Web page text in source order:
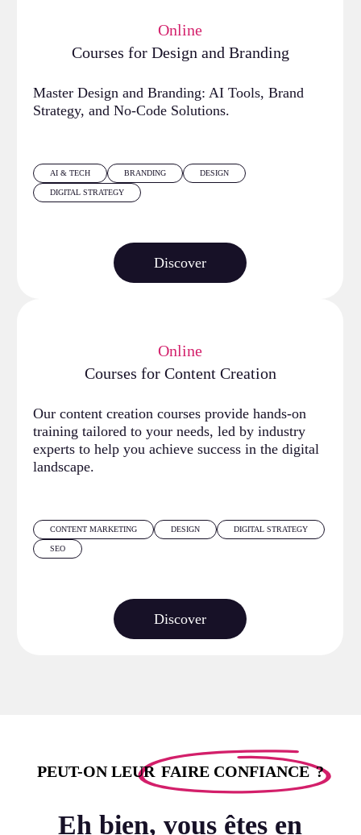
Online
Courses for Design and Branding
Master Design and Branding: AI Tools, Brand
Strategy, and No-Code Solutions.
AI & TECH BRANDING DESIGN
DIGITAL STRATEGY
Discover
Online
Courses for Content Creation
Our content creation courses provide hands-on
training tailored to your needs, led by industry
experts to help you achieve success in the digital
landscape.
CONTENT MARKETING DESIGN DIGITAL STRATEGY
SEO
Discover
PEUT-ON LEUR FAIRE CONFIANCE?
Eh bien, vous êtes en